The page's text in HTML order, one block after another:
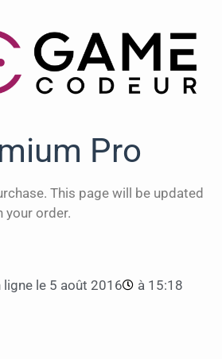
Pro
This page will be updated
your order.
ligne le 5 août 2016 à 15:18